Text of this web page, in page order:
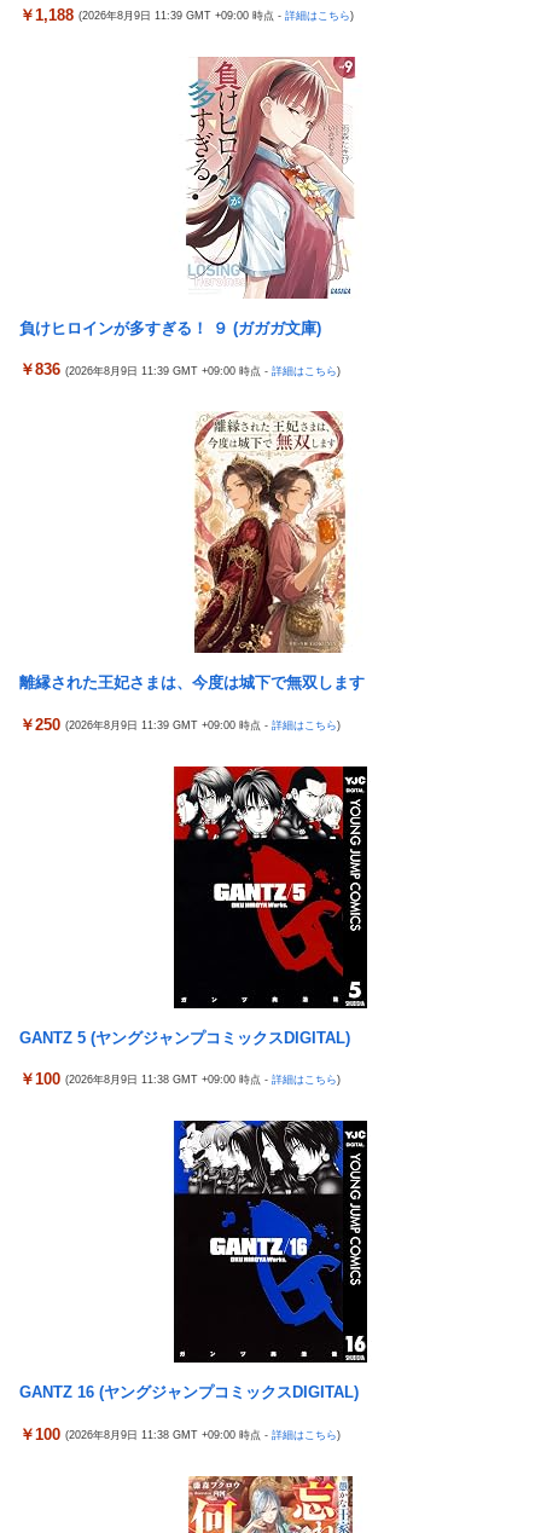
【画像】廃墟化したレンタルビデオ屋、そのまま時が止まってし
まっていると話題にｗｗｗｗ
【悲報】女性配信者「アスペの検査してみた…みんなこれわかる
【画像】ハンターハンターさん、ガチで最強の新能力を登場させ
てしまうｗｗｗｗｗｗｗ
【画像】週刊少年マガジン、限界突破
【動画】甲子園の女性審判、大誤審で炎上
最新の「発売日告知トレーラー」も公開！
日本に対抗報復時、韓国のGDP3.1%減少…韓国の被害がより大き
バスケットボールは最終Qだけ見ればいい論
【画像】女優・水崎綾女、R-15指定映画で乳首解禁、しかもピン
シカ「全部喰った」 祭り中止
チェリ男の悠遊自適 #608【オススメを選ぶ時の注意点！？】
THE NEUTRALのしげるさんのパチンココラボイベント動画が公
開される！めっちゃ楽しそうだな！！！
【悲報】女さん、歩行者を轢いた挙句、道路に倒れてどえらいこ
とになってしまうw w w w w w w
海外「日本人はなんて気高いんだ！」 英高級紙も驚愕した極限の
【画像】このLINEでなんで女が怒ってるのか分かんない奴はモテ
ない奴確定らしい←お前らは勿論わかるよな？？？？？？？
中国「大洪水！」三峡ダム「13基の水門開放（爆量放流」中国都
市「三峡上流で豪雨！（三峡下流で水害」長江と黄河「同時氾濫
危機」台風13号「中国本土...
中国「大洪水！」三峡ダム「13基の水門開放（爆量放流」中国都
市「三峡上流で豪雨！（三峡下流で水害」長江と黄河「同時氾濫
【マスコミ妄想】女性セブンさん、高市憎しが極まりすぎたの
か、過去一級の低俗な「支持率下げてやる」記事を配信してしま
【辺野古転覆】生徒遺族、全容解明求め「再発防止を求める会」
「これを肯定的に書くとか頭がどうかしてるのか？」と某メディ
アの焚書称賛記事にツッコミ殺到、自分で本屋を作るとかそうい
昭和戦隊のロボデザイン、配信で追って見ると…
【動画】 可愛い元気なバイトの女の子！ホテルへ。寝ている彼女
タトゥー彫り師さん「刺青入れてる奴は全員バカです」→30万再
生ｗｗｗｗｗｗ
「神聖なる場所です」靖国神社、境内におけるコスプレや軍装の
日本に対抗報復時、韓国のGDP3.1%減少…韓国の被害がより大き
実際『ゼルダ 時オカ』→『風タク』の時の空気感を知りたい
チェリ男の悠遊自適 #608【オススメを選ぶ時の注意点！？】
THE NEUTRALのしげるさんのパチンココラボイベント動画が公
開される！めっちゃ楽しそうだな！！！
なんでパチンコってこんな回らなくなったんだろうな…源さんと
かUCの時って1000円25ぐらい回ったもんな
アクセルワールドのパチンコが相当やばいらしい… 打った人「剣
【動画】 可愛い元気なバイトの女の子！ホテルへ。寝ている彼女
のマ●コをそーっとイジイジ 笑
タトゥー彫り師さん「刺青入れてる奴は全員バカです」→30万再
【悲報】「美人すぎる県警本部長」失職ｗｗｗｗｗｗｗｗｗ
本屋に現れた異臭＆浮浪者風の男、ペタンコのボストンバッグを
パンパンにして無会計で退店！Gメンに確保され「なんで？」と
【熊本地震】 発生後に居酒屋店内から温泉が吹き出す ← これ前
触れじゃね？
【試合実況】西武２軍スタメン 先発:杉山遙希（2026.8.9）
欧州「日本だけ反則だろ…」 世界の『日本びいき』にヨーロッパ
芸能人 「車の任意保険は強制にしろ、保険にも入れないヤツは運
転すんな！法律を改正しろ！！」
【J2第1節 鳥栖×甲府】鳥栖が好相性の甲府に2-0快勝で5年ぶり
開幕白星！田中雄大は古巣に恩返しPK弾
【ウマ娘】武さんが引退したらウマ娘に実装されそう
サイバスターが一番輝いてたスパロボ
モバＰ「アイドルにセクハラをします」
【白バラ案件】高級豆腐ワイ「150g×2丁で250円か…高いけど美
味そうだし一丁買ってみるか！」
￥1,188 (2026年8月9日 11:39 GMT +09:00 時点 - 詳細はこちら)
負けヒロインが多すぎる！ ９ (ガガガ文庫)
￥836 (2026年8月9日 11:39 GMT +09:00 時点 - 詳細はこちら)
離縁された王妃さまは、今度は城下で無双します
￥250 (2026年8月9日 11:39 GMT +09:00 時点 - 詳細はこちら)
GANTZ 5 (ヤングジャンプコミックスDIGITAL)
￥100 (2026年8月9日 11:38 GMT +09:00 時点 - 詳細はこちら)
GANTZ 16 (ヤングジャンプコミックスDIGITAL)
￥100 (2026年8月9日 11:38 GMT +09:00 時点 - 詳細はこちら)